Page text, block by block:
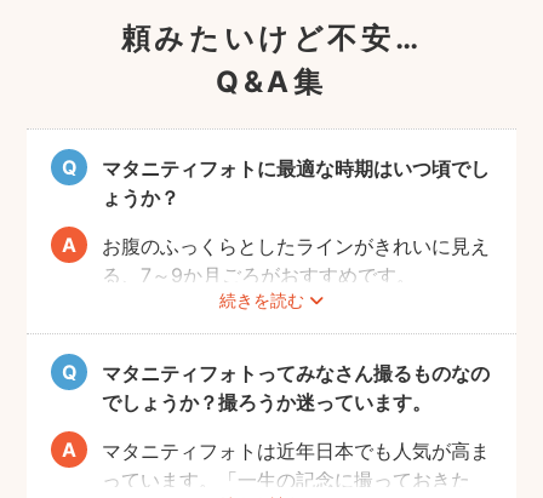
頼みたいけど不安…
Q&A集
マタニティフォトに最適な時期はいつ頃でし
ょうか？
続きを読む
お腹のふっくらとしたラインがきれいに見え
る、7～9か月ごろがおすすめです。
赤ちゃんが出産予定日よりも早く誕生するこ
ともありますので、臨月までの撮影をご検討
いただければと思います。
マタニティフォトってみなさん撮るものなの
でしょうか？撮ろうか迷っています。
マタニティフォトは近年日本でも人気が高ま
っています。「一生の記念に撮っておきた